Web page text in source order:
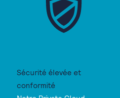
Sécurité élevée et
conformité